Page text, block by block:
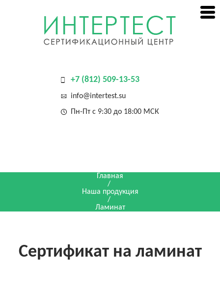
+7 (812) 509-13-53
info@intertest.su
Пн-Пт с 9:30 до 18:00 МСК
Главная
/
Наша продукция
/
Ламинат
Сертификат на ламинат